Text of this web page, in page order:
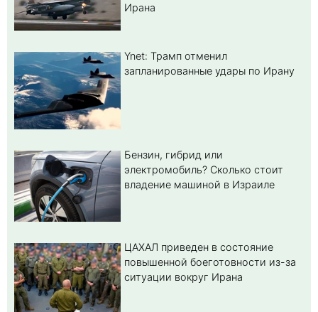
Ирана
Ynet: Трамп отменил
запланированные удары по Ирану
Бензин, гибрид или
электромобиль? Cколько стоит
владение машиной в Израиле
ЦАХАЛ приведен в состояние
повышенной боеготовности из-за
ситуации вокруг Ирана